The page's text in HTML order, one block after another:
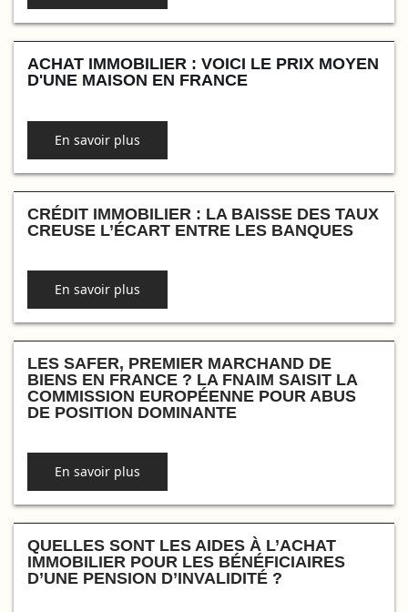
ACHAT IMMOBILIER : VOICI LE PRIX MOYEN
D'UNE MAISON EN FRANCE
En savoir plus
CRÉDIT IMMOBILIER : LA BAISSE DES TAUX
CREUSE L’ÉCART ENTRE LES BANQUES
En savoir plus
LES SAFER, PREMIER MARCHAND DE
BIENS EN FRANCE ? LA FNAIM SAISIT LA
COMMISSION EUROPÉENNE POUR ABUS
DE POSITION DOMINANTE
En savoir plus
QUELLES SONT LES AIDES À L’ACHAT
IMMOBILIER POUR LES BÉNÉFICIAIRES
D’UNE PENSION D’INVALIDITÉ ?